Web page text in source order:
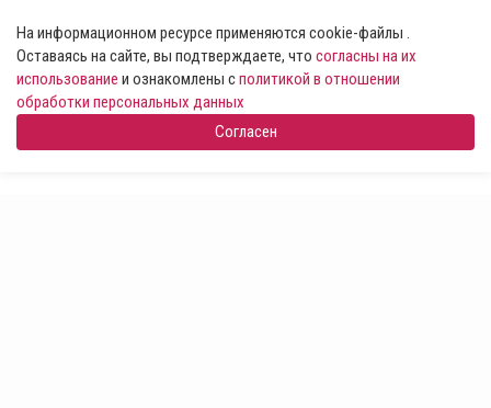
На информационном ресурсе применяются cookie-файлы .
Оставаясь на сайте, вы подтверждаете, что согласны на их
использование и ознакомлены сполитикой в отношении
обработки персональных данных
Согласен